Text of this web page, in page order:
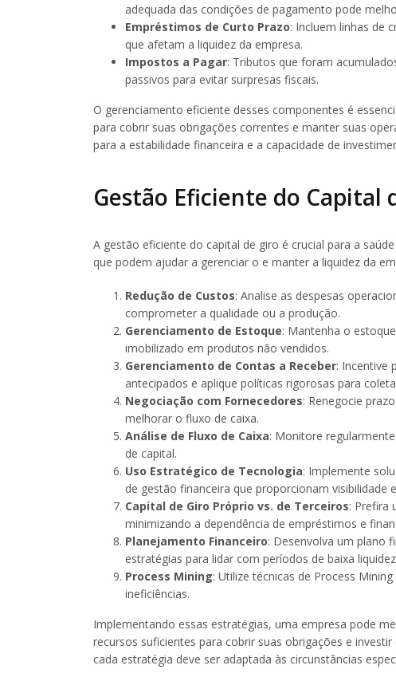
adequada das condições de pagamento pode
Empréstimos de Curto Prazo: Incluem linhas de
que afetam a liquidez da empresa.
Impostos a Pagar: Tributos que foram
passivos para evitar surpresas fiscais.
O gerenciamento eficiente desses componentes é
para cobrir suas obrigações correntes e manter suas
para a estabilidade financeira e a capacidade de
Gestão Eficiente do Capital
A gestão eficiente do capital de giro é crucial para a
que podem ajudar a gerenciar o e manter a liquidez da
Redução de Custos: Analise as despesas
comprometer a qualidade ou a produção.
Gerenciamento de Estoque: Mantenha o
imobilizado em produtos não vendidos.
Gerenciamento de Contas a Receber: Incentive
antecipados e aplique políticas rigorosas para
Negociação com Fornecedores: Renegocie
melhorar o fluxo de caixa.
Análise de Fluxo de Caixa: Monitore
de capital.
Uso Estratégico de Tecnologia: Implemente
de gestão financeira que proporcionam visibilidade
Capital de Giro Próprio vs. de Terceiros: Prefira
minimizando a dependência de empréstimos e
Planejamento Financeiro: Desenvolva um plano
estratégias para lidar com períodos de baixa
Process Mining: Utilize técnicas de Process
ineficiências.
Implementando essas estratégias, uma empresa pode
recursos suficientes para cobrir suas obrigações e
cada estratégia deve ser adaptada às circunstâncias